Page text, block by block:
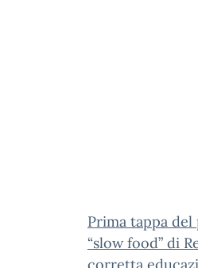
Prima tappa
“slow food” di